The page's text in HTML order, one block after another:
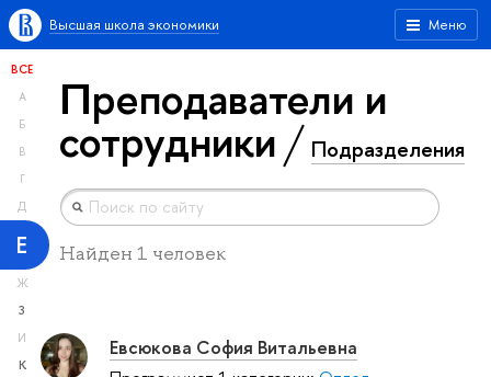
Меню
Высшая школа экономики
ВСЕ
А
Б
В
Г
Д
Е
Ж
З
И
К
Преподаватели и
сотрудники Подразделения
Найден 1 человек
Евсюкова София Витальевна